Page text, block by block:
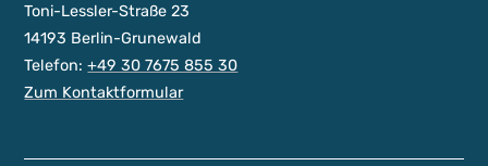
Toni-Lessler-Straße 23
14193 Berlin-Grunewald
Telefon:+49 30 7675 855 30
Zum Kontaktformular